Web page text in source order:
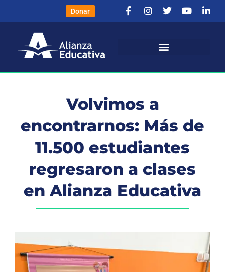
Donar
Volvimos a
encontrarnos: Más de
11.500 estudiantes
regresaron a clases
en Alianza Educativa